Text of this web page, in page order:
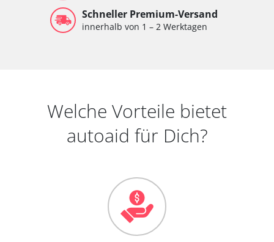
Schneller Premium-Versand
innerhalb von 1 – 2 Werktagen
Welche Vorteile bietet
autoaid für Dich?